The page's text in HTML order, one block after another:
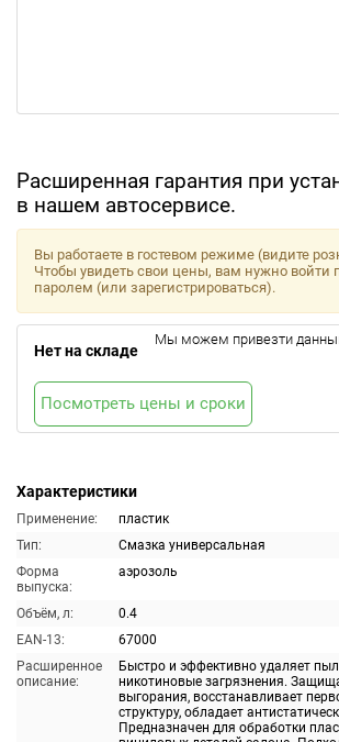
Расширенная гарантия при
в нашем автосервисе.
Характеристики
Применение:
пластик
Тип:
Смазка универсальная
Форма
выпуска:
аэрозоль
Объём, л:
0.4
EAN-13:
67000
Расширенное
описание:
Быстро и эффективно удаляет
никотиновые загрязнения.
выгорания, восстанавливает
структуру, обладает
Предназначен для обработки
Вы работаете в гостевом режиме (видите
Чтобы увидеть свои цены, вам нужно войти
паролем (или зарегистрироваться).
Нет на складе
Мы можем привезти
Посмотреть цены и сроки